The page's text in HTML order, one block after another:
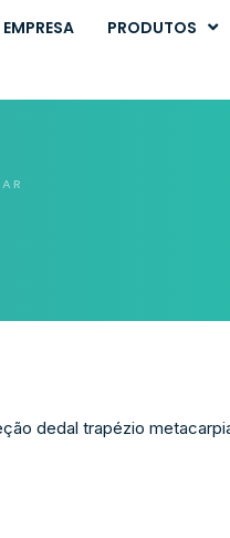
EMPRESA PRODUTOS
dedal trapézio